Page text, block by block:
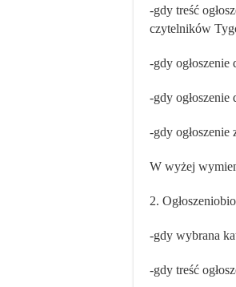
-gdy treść
czytelników
-gdy
-gdy ogłoszenie
-gdy ogłoszenie
W wyżej
2.
-gdy wybrana
-gdy treść